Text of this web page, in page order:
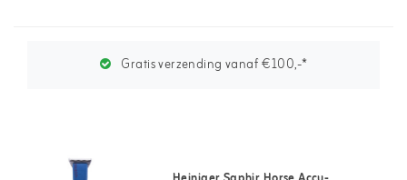
Gratis verzending vanaf €100,-*